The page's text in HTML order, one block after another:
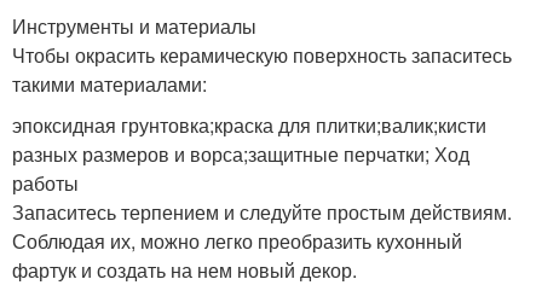
Инструменты и материалы
Чтобы окрасить керамическую поверхность запаситесь
такими материалами:
эпоксидная грунтовка;краска для плитки;валик;кисти
разных размеров и ворса;защитные перчатки; Ход
работы
Запаситесь терпением и следуйте простым действиям.
Соблюдая их, можно легко преобразить кухонный
фартук и создать на нем новый декор.